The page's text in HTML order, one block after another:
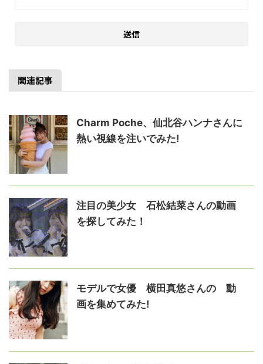
関連記事
Charm Poche、仙北谷ハンナさんに
熱い視線を注いでみた!
注目の美少女 石松結菜さんの動画
を探してみた！
モデルで女優 横田真悠さんの゙動
画を集めてみた!